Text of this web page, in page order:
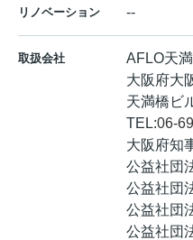
リノベーション --
取扱会社
AFLO天
大阪府大
天満橋ビ
TEL:06-
大阪府知
公益社団
公益社団
公益社団
公益社団